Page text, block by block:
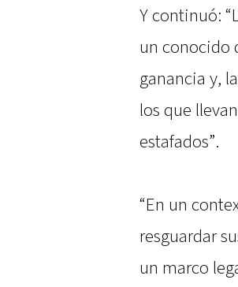
Y continuó:
un conocido
ganancia y,
los que
estafados”.
“En un
resguardar
un marco